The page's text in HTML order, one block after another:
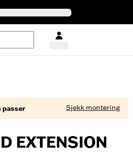
passer Sjekk montering
EXTENSION